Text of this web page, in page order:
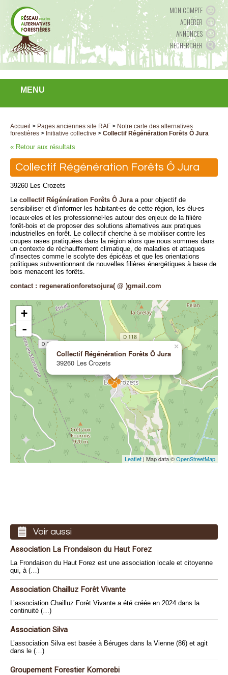
MON COMPTE
ADHÉRER
ANNONCES
RECHERCHER
MENU
Accueil > Pages anciennes site RAF > Notre carte des alternatives
forestières > Initiative collective > Collectif Régénération Forêts Ô Jura
« Retour aux résultats
Collectif Régénération Forêts Ô Jura
39260 Les Crozets
Le collectif Régénération Forêts Ô Juraa pour objectif de
sensibiliser et d’informer les habitant⸱es de cette région, les élu⸱es
locaux⸱eles et les professionnel⸱les autour des enjeux de la filière
forêt-bois et de proposer des solutions alternatives aux pratiques
industrielles en forêt. Le collectif cherche à se mobiliser contre les
coupes rases pratiquées dans la région alors que nous sommes dans
un contexte de réchauffement climatique, de maladies et attaques
d’insectes comme le scolyte des épicéas et que les orientations
politiques subventionnant de nouvelles filières énergétiques à base de
bois menacent les forêts.
contact : regenerationforetsojura( @ )gmail.com
×
Collectif Régénération Forêts Ô Jura
39260 Les Crozets
+
-
Leaflet| Map data ©OpenStreetMap
Voir aussi
Association La Frondaison du Haut Forez
La Frondaison du Haut Forez est une association locale et citoyenne
qui, à (…)
Association Chailluz Forêt Vivante
L’association Chailluz Forêt Vivante a été créée en 2024 dans la
continuité (…)
Association Silva
L’association Silva est basée à Béruges dans la Vienne (86) et agit
dans le (…)
Groupement Forestier Komorebi